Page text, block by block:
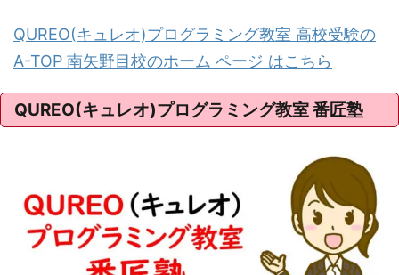
QUREO(キュレオ)プログラミング教室 高校受験の
A-TOP 南矢野目校のホーム ページ はこちら
QUREO(キュレオ)プログラミング教室 番匠塾